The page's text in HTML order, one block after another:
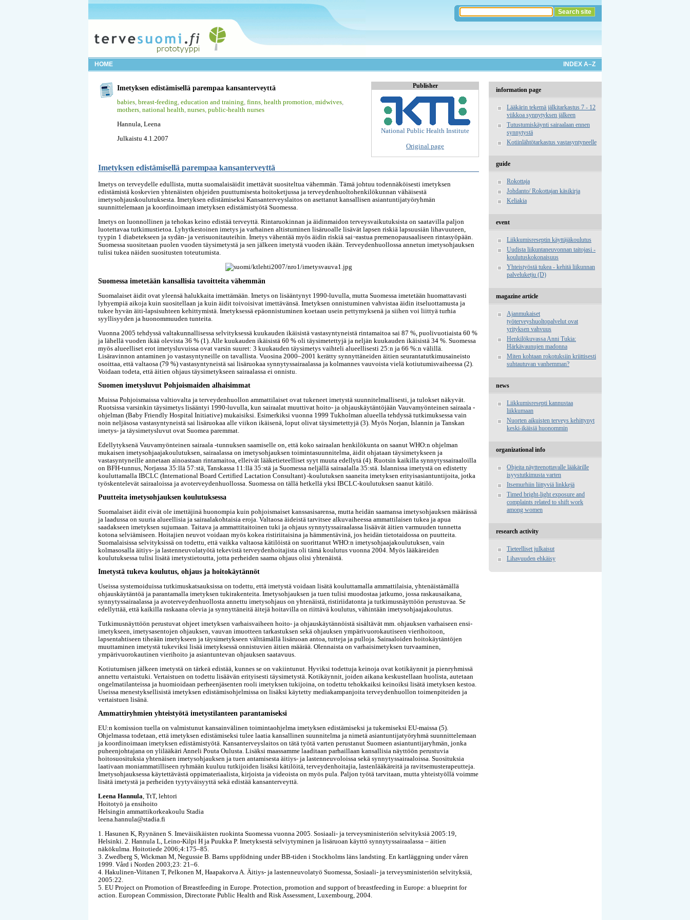
HOME INDEX A–Z
Publisher
National Public Health Institute
Original page
Imetyksen edistämisellä parempaa kansanterveyttä
babies breast-feeding education and training finns health promotion midwives
mothers national health nurses public-health nurses
Hannula, Leena
Julkaistu 4.1.2007
Imetyksen edistämisellä parempaa kansanterveyttä
Imetys on terveydelle edullista, mutta suomalaisäidit imettävät suositeltua vähemmän. Tämä johtuu todennäköisesti imetyksen
edistämistä koskevien yhtenäisten ohjeiden puuttumisesta hoitoketjussa ja terveydenhuoltohenkilökunnan vähäisestä
imetysohjauskoulutuksesta. Imetyksen edistämiseksi Kansanterveyslaitos on asettanut kansallisen asiantuntijatyöryhmän
suunnittelemaan ja koordinoimaan imetyksen edistämistyötä Suomessa.
Imetys on luonnollinen ja tehokas keino edistää terveyttä. Rintaruokinnan ja äidinmaidon terveysvaikutuksista on saatavilla paljon
luotettavaa tutkimustietoa. Lyhytkestoinen imetys ja varhainen altistuminen lisäruoalle lisävät lapsen riskiä lapsuusiän lihavuuteen,
tyypin 1 diabetekseen ja sydän- ja verisuonitauteihin. Imetys vähentää myös äidin riskiä sai¬rastua premenopausaaliseen rintasyöpään.
Suomessa suositetaan puolen vuoden täysimetystä ja sen jälkeen imetystä vuoden ikään. Terveydenhuollossa annetun imetysohjauksen
tulisi tukea näiden suositusten toteutumista.
Suomessa imetetään kansallisia tavoitteita vähemmän
Suomalaiset äidit ovat yleensä halukkaita imettämään. Imetys on lisääntynyt 1990-luvulla, mutta Suomessa imetetään huomattavasti
lyhyempiä aikoja kuin suositellaan ja kuin äidit toivoisivat imettävänsä. Imetyksen onnistuminen vahvistaa äidin itseluottamusta ja
tukee hyvän äiti-lapsisuhteen kehittymistä. Imetyksessä epäonnistuminen koetaan usein pettymyksenä ja siihen voi liittyä turhia
syyllisyyden ja huonommuuden tunteita.
Vuonna 2005 tehdyssä valtakunnallisessa selvityksessä kuukauden ikäisistä vastasyntyneistä rintamaitoa sai 87 %, puolivuotiaista 60 %
ja lähellä vuoden ikää olevista 36 % (1). Alle kuukauden ikäisistä 60 % oli täysimetettyjä ja neljän kuukauden ikäisistä 34 %. Suomessa
myös alueelliset erot imetysluvuissa ovat varsin suuret: 3 kuukauden täysimetys vaihteli alueellisesti 25:n ja 66 %:n välillä.
Lisäravinnon antaminen jo vastasyntyneille on tavallista. Vuosina 2000–2001 kerätty synnyttäneiden äitien seurantatutkimusaineisto
osoittaa, että valtaosa (79 %) vastasyntyneistä sai lisäruokaa synnytyssairaalassa ja kolmannes vauvoista vielä kotiutumisvaiheessa (2).
Voidaan todeta, että äitien ohjaus täysimetykseen sairaalassa ei onnistu.
Suomen imetysluvut Pohjoismaiden alhaisimmat
Muissa Pohjoismaissa valtiovalta ja terveydenhuollon ammattilaiset ovat tukeneet imetystä suunnitelmallisesti, ja tulokset näkyvät.
Ruotsissa varsinkin täysimetys lisääntyi 1990-luvulla, kun sairaalat muuttivat hoito- ja ohjauskäytäntöjään Vauvamyönteinen sairaala -
ohjelman (Baby Friendly Hospital Initiative) mukaisiksi. Esimerkiksi vuonna 1999 Tukholman alueella tehdyssä tutkimuksessa vain
noin neljäsosa vastasyntyneistä sai lisäruokaa alle viikon ikäisenä, loput olivat täysimetettyjä (3). Myös Norjan, Islannin ja Tanskan
imetys- ja täysimetysluvut ovat Suomea paremmat.
Edellytyksenä Vauvamyönteinen sairaala -tunnuksen saamiselle on, että koko sairaalan henkilökunta on saanut WHO:n ohjelman
mukaisen imetysohjaajakoulutuksen, sairaalassa on imetysohjauksen toimintasuunnitelma, äidit ohjataan täysimetykseen ja
vastasyntyneille annetaan ainoastaan rintamaitoa, elleivät lääketieteelliset syyt muuta edellytä (4). Ruotsin kaikilla synnytyssairaaloilla
on BFH-tunnus, Norjassa 35:llä 57:stä, Tanskassa 11:llä 35:stä ja Suomessa neljällä sairaalalla 35:stä. Islannissa imetystä on edistetty
kouluttamalla IBCLC (International Board Certified Lactation Consultant) -koulutuksen saaneita imetyksen erityisasiantuntijoita, jotka
työskentelevät sairaaloissa ja avoterveydenhuollossa. Suomessa on tällä hetkellä yksi IBCLC-koulutuksen saanut kätilö.
Puutteita imetysohjauksen koulutuksessa
Suomalaiset äidit eivät ole imettäjinä huonompia kuin pohjoismaiset kanssasisarensa, mutta heidän saamansa imetysohjauksen määrässä
ja laadussa on suuria alueellisia ja sairaalakohtaisia eroja. Valtaosa äideistä tarvitsee alkuvaiheessa ammattilaisen tukea ja apua
saadakseen imetyksen sujumaan. Taitava ja ammattitaitoinen tuki ja ohjaus synnytyssairaalassa lisäävät äitien varmuuden tunnetta
kotona selviämiseen. Hoitajien neuvot voidaan myös kokea ristiriitaisina ja hämmentävinä, jos heidän tietotaidossa on puutteita.
Suomalaisissa selvityksissä on todettu, että vaikka valtaosa kätilöistä on suorittanut WHO:n imetysohjaajakoulutuksen, vain
kolmasosalla äitiys- ja lastenneuvolatyötä tekevistä terveydenhoitajista oli tämä koulutus vuonna 2004. Myös lääkäreiden
koulutuksessa tulisi lisätä imetystietoutta, jotta perheiden saama ohjaus olisi yhtenäistä.
Imetystä tukeva koulutus, ohjaus ja hoitokäytännöt
Useissa systemoiduissa tutkimuskatsauksissa on todettu, että imetystä voidaan lisätä kouluttamalla ammattilaisia, yhtenäistämällä
ohjauskäytäntöä ja parantamalla imetyksen tukirakenteita. Imetysohjauksen ja tuen tulisi muodostaa jatkumo, jossa raskausaikana,
synnytyssairaalassa ja avoterveydenhuollosta annettu imetysohjaus on yhtenäistä, ristiriidatonta ja tutkimusnäyttöön perustuvaa. Se
edellyttää, että kaikilla raskaana olevia ja synnyttäneitä äitejä hoitavilla on riittävä koulutus, vähintään imetysohjaajakoulutus.
Tutkimusnäyttöön perustuvat ohjeet imetyksen varhaisvaiheen hoito- ja ohjauskäytännöistä sisältävät mm. ohjauksen varhaiseen ensi-
imetykseen, imetysasentojen ohjauksen, vauvan imuotteen tarkastuksen sekä ohjauksen ympärivuorokautiseen vierihoitoon,
lapsentahtiseen tiheään imetykseen ja täysimetykseen välttämällä lisäruoan antoa, tutteja ja pulloja. Sairaaloiden hoitokäytäntöjen
muuttaminen imetystä tukeviksi lisää imetyksessä onnistuvien äitien määrää. Olennaista on varhaisimetyksen turvaaminen,
ympärivuorokautinen vierihoito ja asiantuntevan ohjauksen saatavuus.
Kotiutumisen jälkeen imetystä on tärkeä edistää, kunnes se on vakiintunut. Hyviksi todettuja keinoja ovat kotikäynnit ja pienryhmissä
annettu vertaistuki. Vertaistuen on todettu lisäävän erityisesti täysimetystä. Kotikäynnit, joiden aikana keskustellaan huolista, autetaan
ongelmatilanteissa ja huomioidaan perheenjäsenten rooli imetyksen tukijoina, on todettu tehokkaiksi keinoiksi lisätä imetyksen kestoa.
Useissa menestyksellisistä imetyksen edistämisohjelmissa on lisäksi käytetty mediakampanjoita terveydenhuollon toimenpiteiden ja
vertaistuen lisänä.
Ammattiryhmien yhteistyötä imetystilanteen parantamiseksi
EU:n komission tuella on valmistunut kansainvälinen toimintaohjelma imetyksen edistämiseksi ja tukemiseksi EU-maissa (5).
Ohjelmassa todetaan, että imetyksen edistämiseksi tulee laatia kansallinen suunnitelma ja nimetä asiantuntijatyöryhmä suunnittelemaan
ja koordinoimaan imetyksen edistämistyötä. Kansanterveyslaitos on tätä työtä varten perustanut Suomeen asiantuntijaryhmän, jonka
puheenjohtajana on ylilääkäri Anneli Pouta Oulusta. Lisäksi maassamme laaditaan parhaillaan kansallisia näyttöön perustuvia
hoitosuosituksia yhtenäisen imetysohjauksen ja tuen antamisesta äitiys- ja lastenneuvoloissa sekä synnytyssairaaloissa. Suosituksia
laativaan moniammatilliseen ryhmään kuuluu tutkijoiden lisäksi kätilöitä, terveydenhoitajia, lastenlääkäreitä ja ravitsemusterapeutteja.
Imetysohjauksessa käytettävästä oppimateriaalista, kirjoista ja videoista on myös pula. Paljon työtä tarvitaan, mutta yhteistyöllä voimme
lisätä imetystä ja perheiden tyytyväisyyttä sekä edistää kansanterveyttä.
Leena Hannula , TtT, lehtori
Hoitotyö ja ensihoito
Helsingin ammattikorkeakoulu Stadia
leena.hannula@stadia.fi
1. Hasunen K, Ryynänen S. Imeväisikäisten ruokinta Suomessa vuonna 2005. Sosiaali- ja terveysministeriön selvityksiä 2005:19,
Helsinki. 2. Hannula L, Leino-Kilpi H ja Puukka P. Imetyksestä selviytyminen ja lisäruoan käyttö synnytyssairaalassa – äitien
näkökulma. Hoitotiede 2006;4:175–85.
3. Zwedberg S, Wickman M, Negussie B. Barns uppfödning under BB-tiden i Stockholms läns landsting. En kartläggning under våren
1999. Vård i Norden 2003;23: 21–6.
4. Hakulinen-Viitanen T, Pelkonen M, Haapakorva A. Äitiys- ja lastenneuvolatyö Suomessa, Sosiaali- ja terveysministeriön selvityksiä,
2005:22.
5. EU Project on Promotion of Breastfeeding in Europe. Protection, promotion and support of breastfeeding in Europe: a blueprint for
action. European Commission, Directorate Public Health and Risk Assessment, Luxembourg, 2004.
information page
Lääkärin tekemä jälkitarkastus 7 - 12
viikkoa synnytyksen jälkeen
Tutustumiskäynti sairaalaan ennen
synnytystä
Kotiinlähtötarkastus vastasyntyneelle
guide
Rokottaja
Johdanto/ Rokottajan käsikirja
Keliakia
event
Liikkumisreseptin käyttäjäkoulutus
Uudista liikuntaneuvonnan taitojasi -
koulutuskokonaisuus
Yhteistyöstä tukea - kehitä liikunnan
palveluketju (D)
magazine article
Ajanmukaiset
työterveyshuoltopalvelut ovat
yrityksen vahvuus
Henkilökuvassa Anni Tukia:
Härkävaunujen madonna
Miten kohtaan rokotuksiin kriittisesti
suhtautuvan vanhemman?
news
Liikkumisresepti kannustaa
liikkumaan
Nuorten aikuisten terveys kehittynyt
keski-ikäisiä huonommin
organizational info
Ohjeita näytteenottavalle lääkärille
isyystutkimusta varten
Itsemurhiin liittyviä linkkejä
Timed bright-light exposure and
complaints related to shift work
among women
research activity
Tieteelliset julkaisut
Lihavuuden ehkäisy